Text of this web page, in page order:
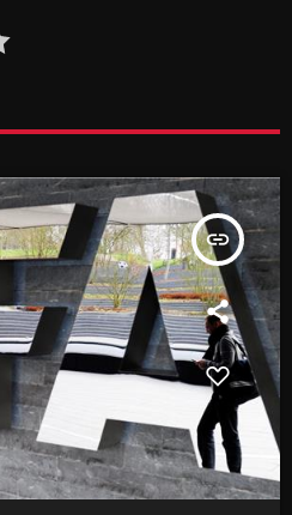
insert_link